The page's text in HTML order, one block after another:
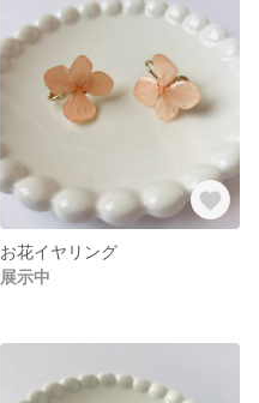
お花イヤリング
展示中